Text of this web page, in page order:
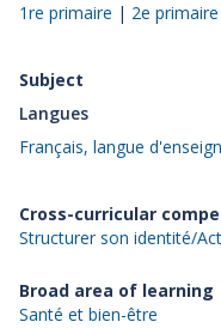
1re primaire | 2e primaire
Subject
Langues
Français, langue
Cross-curricular
Structurer son identité/
Broad area of learning
Santé et bien-être